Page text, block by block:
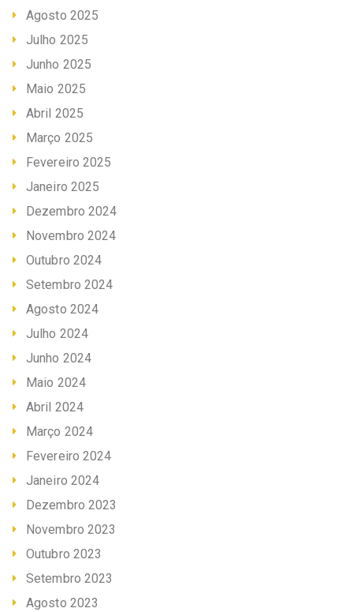
Agosto 2025
Julho 2025
Junho 2025
Maio 2025
Abril 2025
Março 2025
Fevereiro 2025
Janeiro 2025
Dezembro 2024
Novembro 2024
Outubro 2024
Setembro 2024
Agosto 2024
Julho 2024
Junho 2024
Maio 2024
Abril 2024
Março 2024
Fevereiro 2024
Janeiro 2024
Dezembro 2023
Novembro 2023
Outubro 2023
Setembro 2023
Agosto 2023